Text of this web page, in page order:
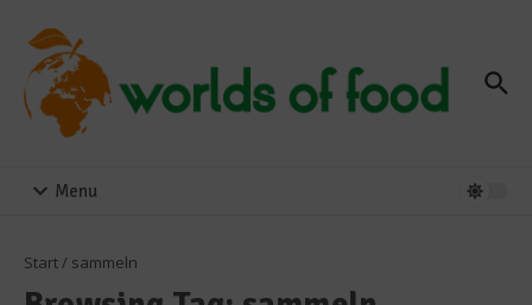
Menu
Start/ sammeln